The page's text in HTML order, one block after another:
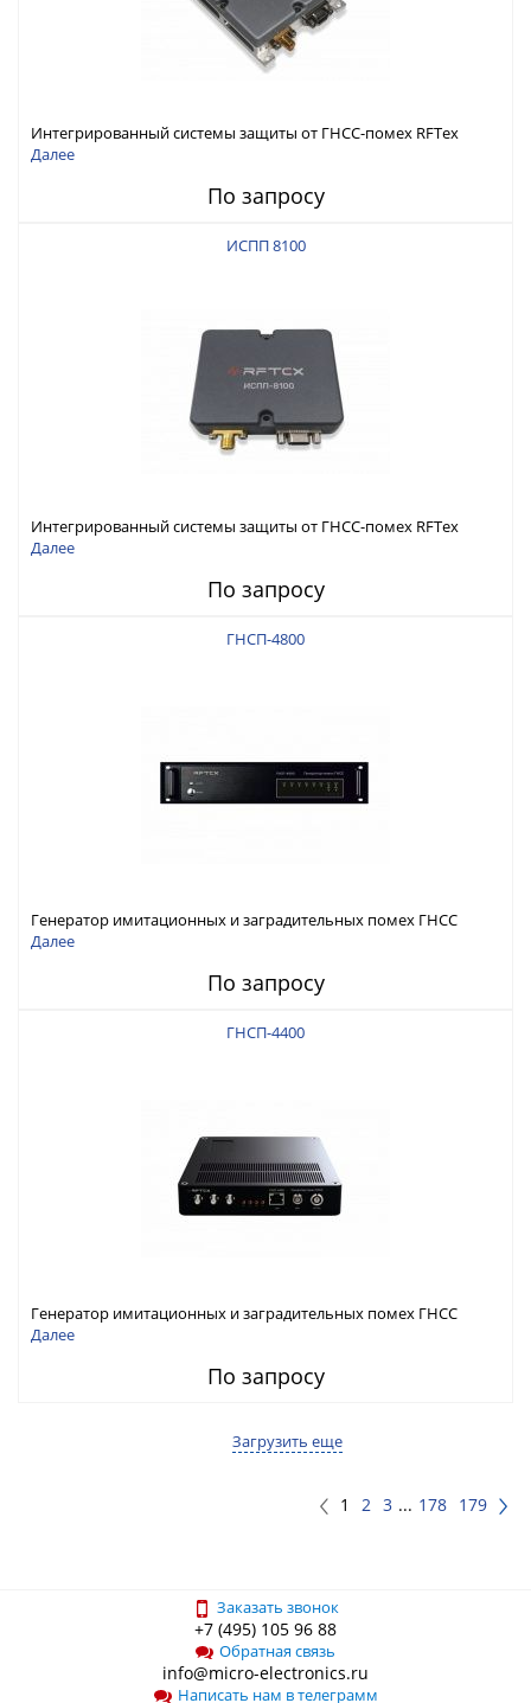
Интегрированный системы защиты от ГНСС-помех RFТех
ИСПП 8200
Далее
По запросу
ИСПП 8100
Интегрированный системы защиты от ГНСС-помех RFТех
ИСПП 8100
Далее
По запросу
ГНСП-4800
Генератор имитационных и заградительных помех ГНСС
RFТех ГНСП-4800
Далее
По запросу
ГНСП-4400
Генератор имитационных и заградительных помех ГНСС
RFТех ГНСП-4400
Далее
По запросу
Загрузить еще
1 2 3 ... 178 179
Заказать звонок
+7 (495) 105 96 88
Обратная связь
info@micro-electronics.ru
Написать нам в телеграмм